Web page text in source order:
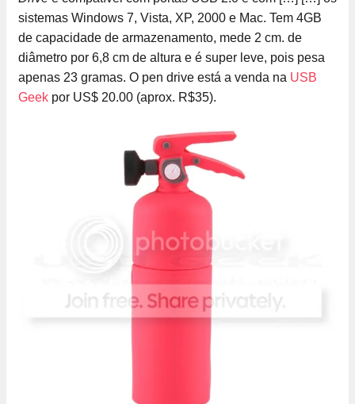
sistemas Windows 7, Vista, XP, 2000 e Mac. Tem 4GB
de capacidade de armazenamento, mede 2 cm. de
diâmetro por 6,8 cm de altura e é super leve, pois pesa
apenas 23 gramas. O pen drive está a venda na USB
Geek por US$ 20.00 (aprox. R$35).